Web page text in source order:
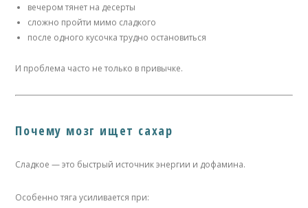
вечером тянет на десерты
сложно пройти мимо сладкого
после одного кусочка трудно остановиться
И проблема часто не только в привычке.
Почему мозг ищет сахар
Сладкое — это быстрый источник энергии и дофамина.
Особенно тяга усиливается при: